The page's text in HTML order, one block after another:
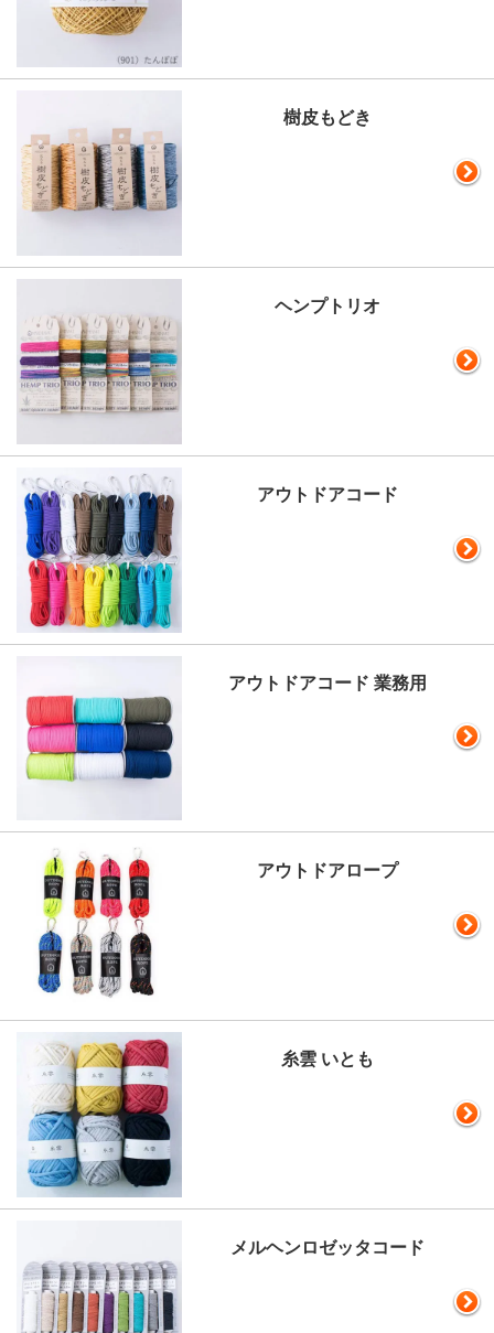
樹皮もどき
ヘンプトリオ
アウトドアコード
アウトドアコード 業務用
アウトドアロープ
糸雲 いとも
メルヘンロゼッタコード